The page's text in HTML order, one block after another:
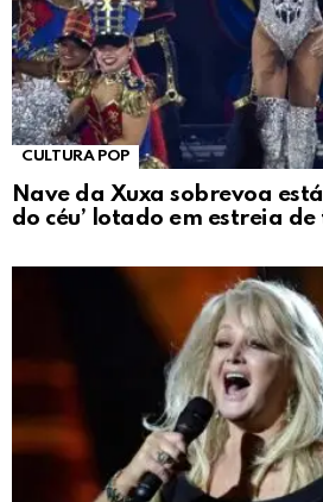
CULTURA POP
Nave da Xuxa sobrevoa
do céu’ lotado em estreia de